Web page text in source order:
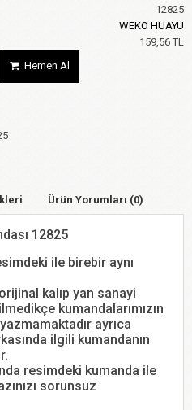
12825
WEKO HUAYU
159,56 TL
Hemen Al
Ürün Yorumları (0)
12825
ile birebir aynı
kalıp yan sanayi
kumandalarımızın
ayrıca
ilgili kumandanın
resimdeki kumanda ile
sorunsuz